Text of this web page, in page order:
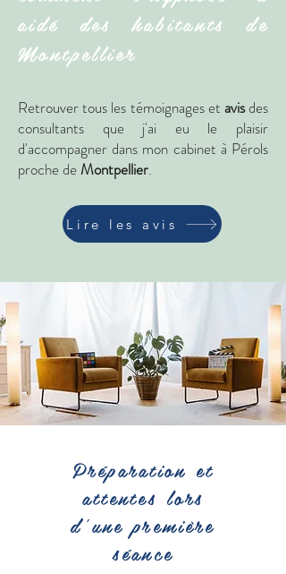
aidé des habitants de
Montpellier
Retrouver tous les témoignages et avisdes
consultants que j'ai eu le plaisir
d'accompagner dans mon cabinet à Pérols
proche de Montpellier.
Lire les avis
Préparation et
attentes lors
d'une première
séance